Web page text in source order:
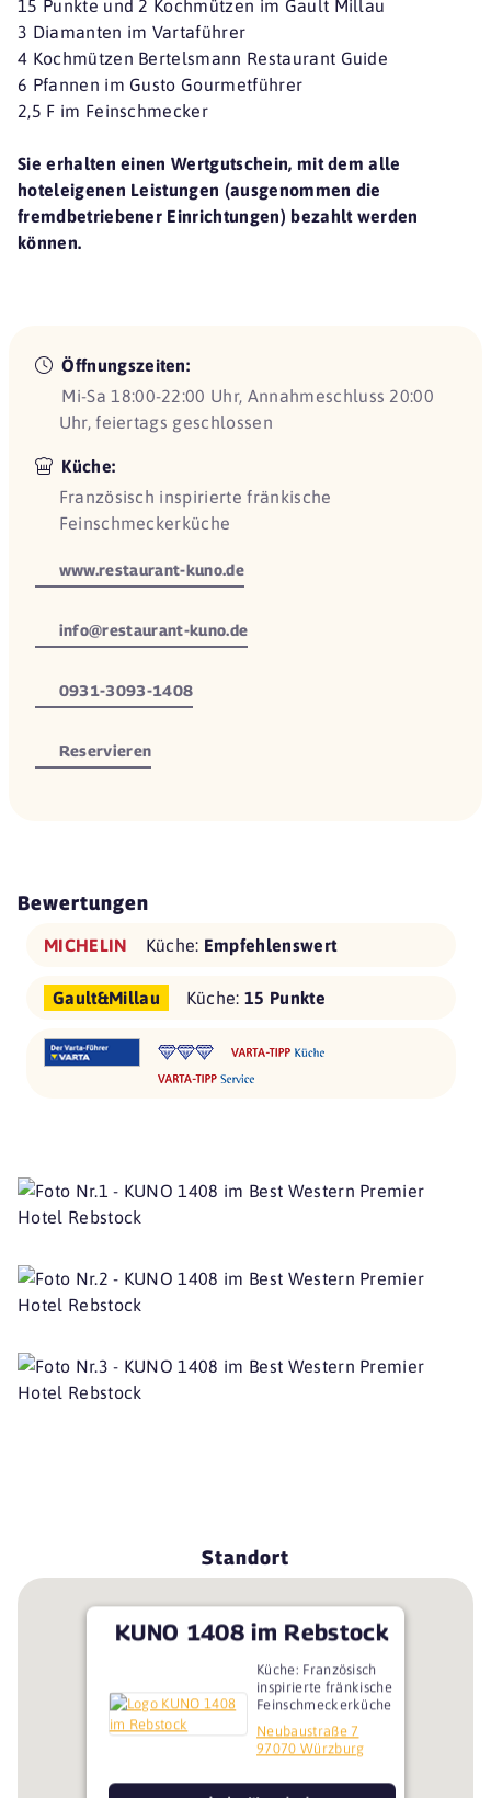
15 Punkte und 2 Kochmützen im Gault Millau
3 Diamanten im Vartaführer
4 Kochmützen Bertelsmann Restaurant Guide
6 Pfannen im Gusto Gourmetführer
2,5 F im Feinschmecker
Sie erhalten einen Wertgutschein, mit dem alle
hoteleigenen Leistungen (ausgenommen die
fremdbetriebener Einrichtungen) bezahlt werden
können.
Öffnungszeiten:
Mi-Sa 18:00-22:00 Uhr, Annahmeschluss 20:00
Uhr, feiertags geschlossen
Küche:
Französisch inspirierte fränkische
Feinschmeckerküche
www.restaurant-kuno.de
info@restaurant-kuno.de
0931-3093-1408
Reservieren
Bewertungen
MICHELIN Küche: Empfehlenswert
Gault&Millau Küche:15 Punkte
Standort
KUNO 1408 im Rebstock
Küche: Französisch
inspirierte fränkische
Feinschmeckerküche
Neubaustraße 7
97070 Würzburg